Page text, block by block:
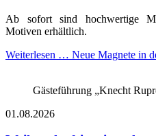
Ab sofort sind hochwertige
Motiven erhältlich.
Weiterlesen … Neue Magnete in
Gästeführung „Knecht
01.08.2026